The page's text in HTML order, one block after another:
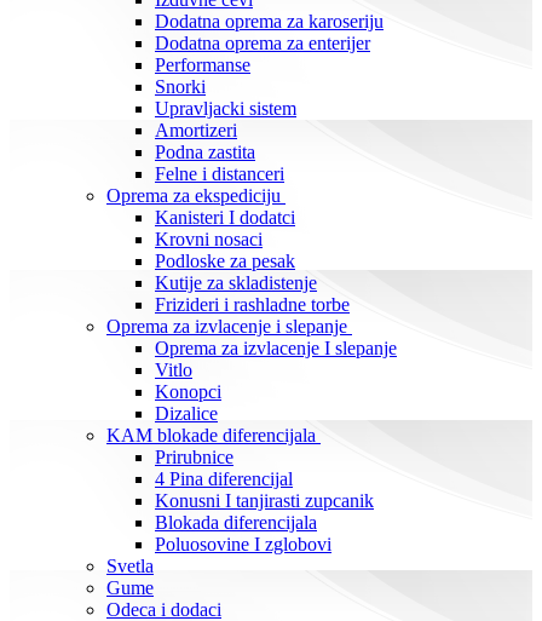
Dodatna oprema za karoseriju
Dodatna oprema za enterijer
Performanse
Snorki
Upravljacki sistem
Amortizeri
Podna zastita
Felne i distanceri
Oprema za ekspediciju
Kanisteri I dodatci
Krovni nosaci
Podloske za pesak
Kutije za skladistenje
Frizideri i rashladne torbe
Oprema za izvlacenje i slepanje
Oprema za izvlacenje I slepanje
Vitlo
Konopci
Dizalice
KAM blokade diferencijala
Prirubnice
4 Pina diferencijal
Konusni I tanjirasti zupcanik
Blokada diferencijala
Poluosovine I zglobovi
Svetla
Gume
Odeca i dodaci